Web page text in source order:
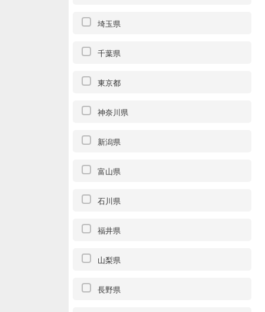
埼玉県
千葉県
東京都
神奈川県
新潟県
富山県
石川県
福井県
山梨県
長野県